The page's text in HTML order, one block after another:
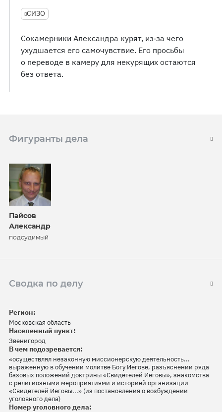
СИЗО
Сокамерники Александра курят, из‑за чего
ухудшается его самочувствие. Его просьбы
о переводе в камеру для некурящих остаются
без ответа.
Фигуранты дела
Пайсов
Александр
подсудимый
Сводка по делу
Регион:
Московская область
Населенный пункт:
Звенигород
В чем подозревается:
«осуществлял незаконную миссионерскую деятельность...
выраженную в обучении молитве Богу Иегове, разъяснении ряда
базовых положений доктрины «Свидетелей Иеговы», знакомства
с религиозными мероприятиями и историей организации
«Свидетелей Иеговы...» (из постановления о возбуждении
уголовного дела)
Номер уголовного дела: